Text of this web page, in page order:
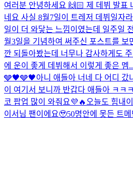
여러분 안녕하세요 🙌🏻 제 데뷔 발표
네요 사실 8월7일이 트레저 데뷔일자
일이 더 와닿는 느낌이였는데 일주일
월3일을 기념하여 써주신 포스트를 보
깐 되돌아봤는데 너무나 감사하게도
에 운이 좋게 데뷔해서 이렇게 좋은 멤
🩶🖤🩶🖤아니 애들아 너네 다 어디 갔
이 여기서 보니까 반갑다 애들아 ㅋㅋ
코 팝업 많이 와줘요💜🔥 오늘도 힘내
이서님 팬이에요🥹50명안에 못든 트